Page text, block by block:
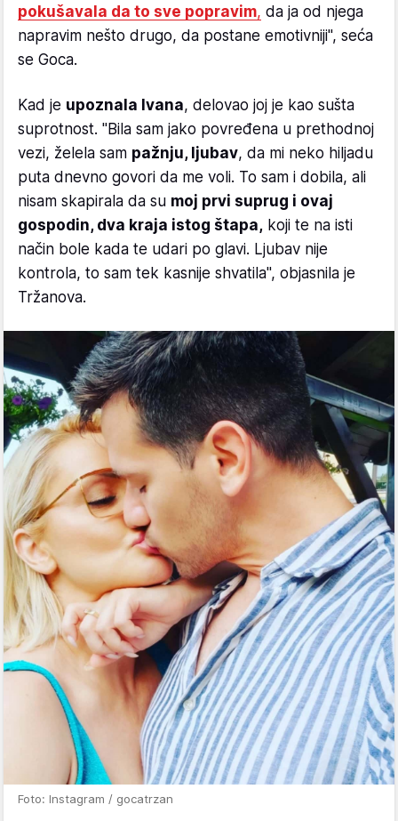
pokušavala da to sve popravim, da ja od njega
napravim nešto drugo, da postane emotivniji", seća
se Goca.
Kad je upoznala Ivana, delovao joj je kao sušta
suprotnost. "Bila sam jako povređena u prethodnoj
vezi, želela sam pažnju, ljubav, da mi neko hiljadu
puta dnevno govori da me voli. To sam i dobila, ali
nisam skapirala da su moj prvi suprug i ovaj
gospodin, dva kraja istog štapa, koji te na isti
način bole kada te udari po glavi. Ljubav nije
kontrola, to sam tek kasnije shvatila", objasnila je
Tržanova.
Foto: Instagram / gocatrzan